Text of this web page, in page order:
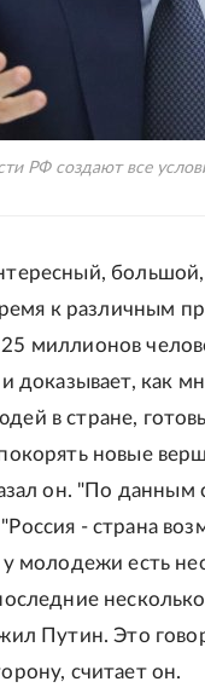
РФ создают все
к различным
миллионов
и доказывает, как
в стране,
новые
он. "По данным
- страна
у молодежи есть
Путин. Это
считает он.